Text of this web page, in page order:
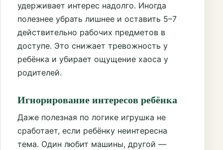
удерживает интерес надолго. Иногда
полезнее убрать лишнее и оставить 5–7
действительно рабочих предметов в
доступе. Это снижает тревожность у
ребёнка и убирает ощущение хаоса у
родителей.
Игнорирование интересов ребёнка
Даже полезная по логике игрушка не
сработает, если ребёнку неинтересна
тема. Один любит машины, другой —